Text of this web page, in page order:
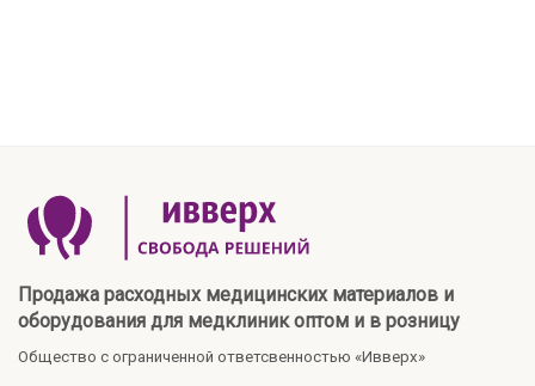
Продажа расходных медицинских материалов и
оборудования для медклиник оптом и в розницу
Общество с ограниченной ответсвенностью «Ивверх»